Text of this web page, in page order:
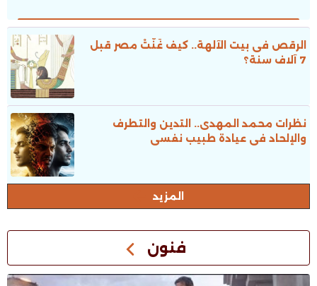
الرقص فى بيت الآلهة.. كيف غَنَّتْ مصر قبل
7 آلاف سنة؟
نظرات محمد المهدى.. التدين والتطرف
والإلحاد فى عيادة طبيب نفسى
المزيد
فنون